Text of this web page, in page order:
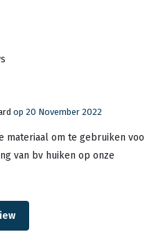
op 20 November 2022
materiaal om te gebruiken
van bv huiken op onze